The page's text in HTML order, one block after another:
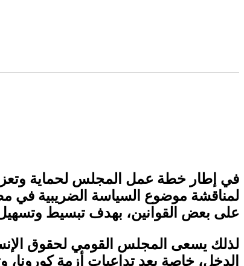
لمناقشة موضوع السياسة الضريبية في
على بعض القوانين، بهدف تبسيط وتسهيل
لذلك يسعى المجلس القومي لحقوق
الدخل، خاصة بعد تداعيات أزمة كورونا،